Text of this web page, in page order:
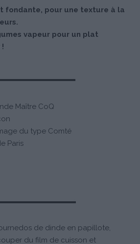
fondante, pour une texture à la
vapeur pour un plat
Maître CoQ
du type Comté
Paris
de dinde en papillote,
du film de cuisson et